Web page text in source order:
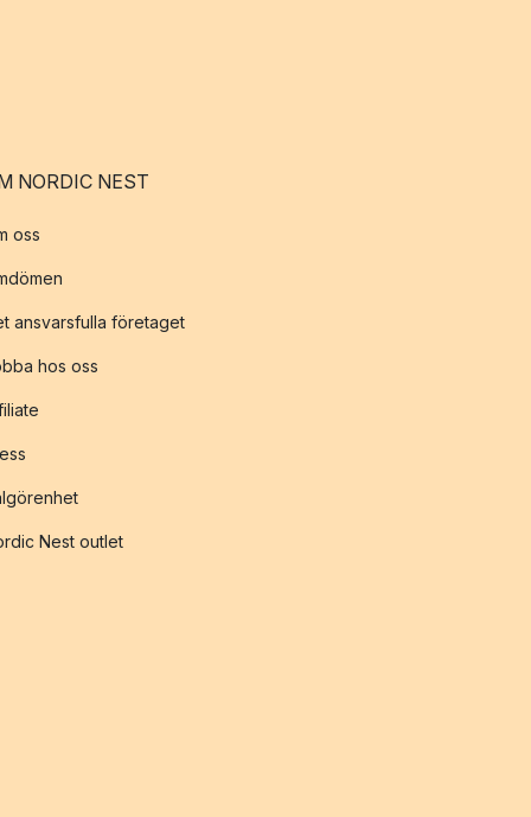
NORDIC NEST
oss
ansvarsfulla företaget
hos oss
Nest outlet